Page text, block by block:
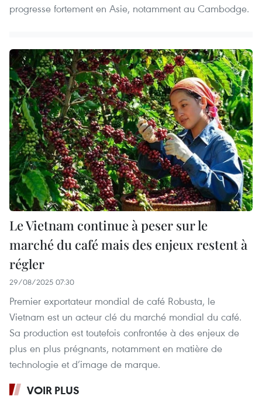
progresse fortement en Asie, notamment au Cambodge.
Le Vietnam continue à peser sur le
marché du café mais des enjeux restent à
régler
29/08/2025 07:30
Premier exportateur mondial de café Robusta, le
Vietnam est un acteur clé du marché mondial du café.
Sa production est toutefois confrontée à des enjeux de
plus en plus prégnants, notamment en matière de
technologie et d’image de marque.
VOIR PLUS